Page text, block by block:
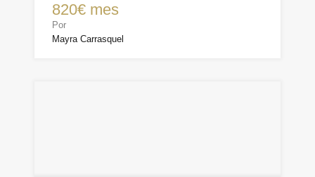
820€ mes
Por
Mayra Carrasquel